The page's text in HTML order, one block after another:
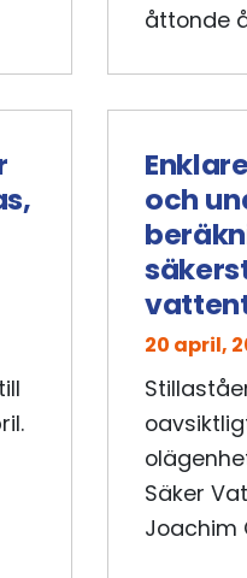
åttonde
20 april,
och
Säker
Joachim